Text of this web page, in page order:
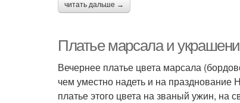
читать дальше →
Платье марсала и
Вечернее платье цвета марсала
чем уместно надеть и на празднование
платье этого цвета на званый ужин, на